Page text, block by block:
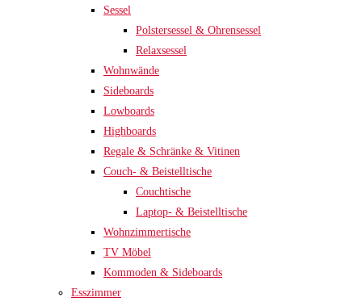
Sessel
Polstersessel & Ohrensessel
Relaxsessel
Wohnwände
Sideboards
Lowboards
Highboards
Regale & Schränke & Vitinen
Couch- & Beistelltische
Couchtische
Laptop- & Beistelltische
Wohnzimmertische
TV Möbel
Kommoden & Sideboards
Esszimmer